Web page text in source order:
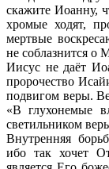
скажите Иоанну,
хромые ходят,
мертвые
не соблазнится о
Иисус не даёт
пророчество
подвигом веры.
«В глухонемые
светильником
Внутренняя
ибо так хочет